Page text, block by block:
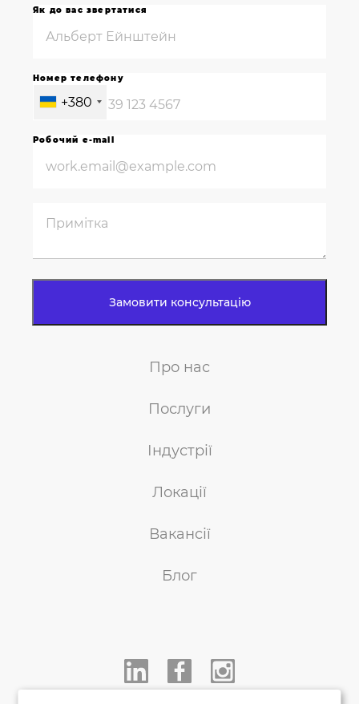
Про нас
Послуги
Індустрії
Локації
Вакансії
Блог
Як до вас звертатися
Номер телефону
+380
Робочий e-mail